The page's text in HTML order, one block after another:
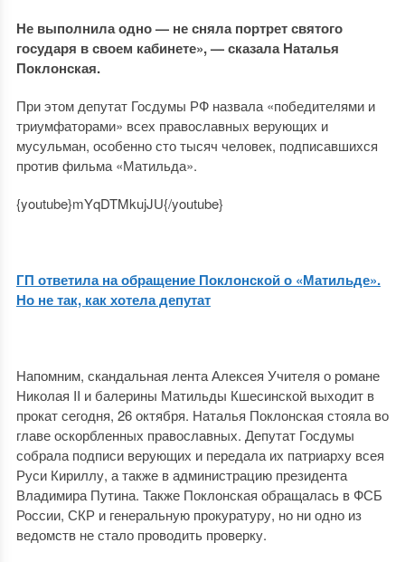
Не выполнила одно — не сняла портрет святого
государя в своем кабинете», — сказала Наталья
Поклонская.
При этом депутат Госдумы РФ назвала «победителями и
триумфаторами» всех православных верующих и
мусульман, особенно сто тысяч человек, подписавшихся
против фильма «Матильда».
{youtube}mYqDTMkujJU{/youtube}
ГП ответила на обращение Поклонской о «Матильде».
Но не так, как хотела депутат
Напомним, скандальная лента Алексея Учителя о романе
Николая II и балерины Матильды Кшесинской выходит в
прокат сегодня, 26 октября. Наталья Поклонская стояла во
главе оскорбленных православных. Депутат Госдумы
собрала подписи верующих и передала их патриарху всея
Руси Кириллу, а также в администрацию президента
Владимира Путина. Также Поклонская обращалась в ФСБ
России, СКР и генеральную прокуратуру, но ни одно из
ведомств не стало проводить проверку.